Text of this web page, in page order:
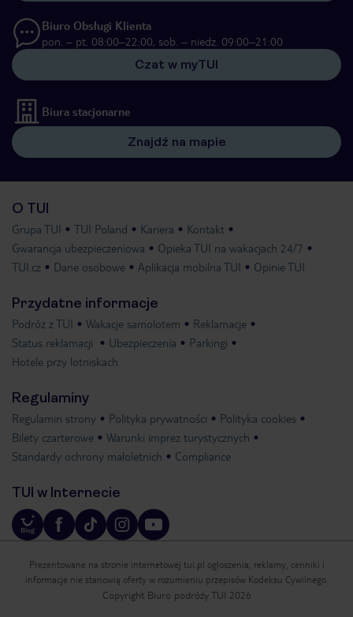
Biuro Obsługi Klienta
pon. – pt. 08:00–22:00, sob. – niedz. 09:00–21:00
Czat w myTUI
Biura stacjonarne
Znajdź na mapie
O TUI
Grupa TUI TUI Poland Kariera
Kontakt
Gwarancja ubezpieczeniowa
Opieka TUI na wakacjach 24/7
TUI.cz
Dane osobowe Aplikacja mobilna TUI Opinie TUI
Przydatne informacje
Podróż z TUI Wakacje samolotem
Reklamacje
Status reklamacji
Ubezpieczenia
Parkingi
Hotele przy lotniskach
Regulaminy
Regulamin strony Polityka prywatności
Polityka cookies
Bilety czarterowe
Warunki imprez turystycznych
Standardy ochrony małoletnich
Compliance
TUI w Internecie
Prezentowane na stronie internetowej tui.pl ogłoszenia, reklamy, cenniki i
informacje nie stanowią oferty w rozumieniu przepisów Kodeksu Cywilnego.
Copyright Biuro podróży TUI 2026